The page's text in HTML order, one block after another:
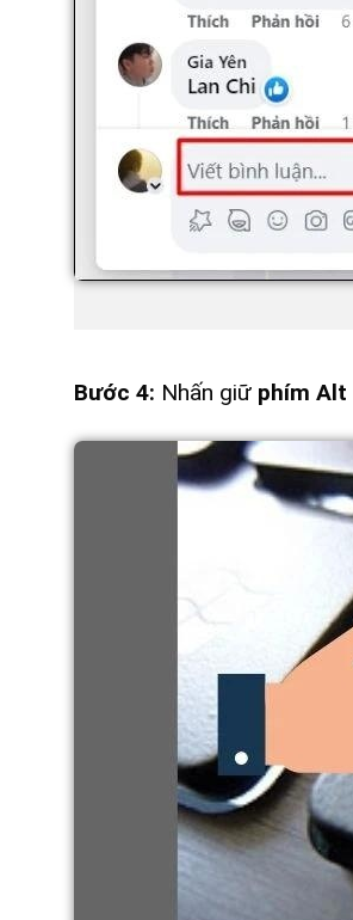
Bước 4: Nhấn giữ phím Alt